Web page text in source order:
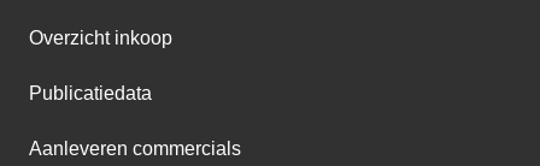
Overzicht inkoop
Publicatiedata
Aanleveren commercials